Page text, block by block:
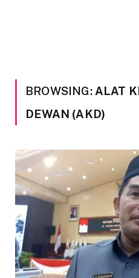
BROWSING: ALAT
DEWAN (AKD)